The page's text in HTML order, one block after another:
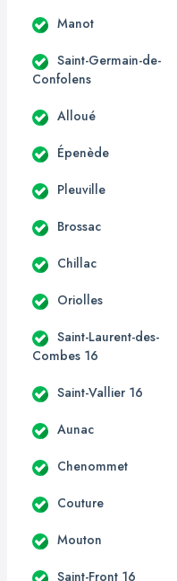
Manot
Saint-Germain-de-
Confolens
Alloué
Épenède
Pleuville
Brossac
Chillac
Oriolles
Saint-Laurent-des-
Combes 16
Saint-Vallier 16
Aunac
Chenommet
Couture
Mouton
Saint-Front 16